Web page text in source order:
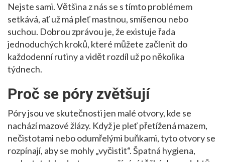
Nejste sami. Většina z nás se s tímto problémem
setkává, ať už má pleť mastnou, smíšenou nebo
suchou. Dobrou zprávou je, že existuje řada
jednoduchých kroků, které můžete začlenit do
každodenní rutiny a vidět rozdíl už po několika
týdnech.
Proč se póry zvětšují
Póry jsou ve skutečnosti jen malé otvory, kde se
nachází mazové žlázy. Když je pleť přetížená mazem,
nečistotami nebo odumřelými buňkami, tyto otvory se
rozpínají, aby se mohly „vyčistit“. Špatná hygiena,